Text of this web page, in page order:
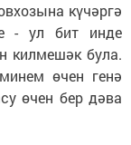
күчәргә
- ул бит инде
килмешәк була.
өчен генә
өчен бер дәва